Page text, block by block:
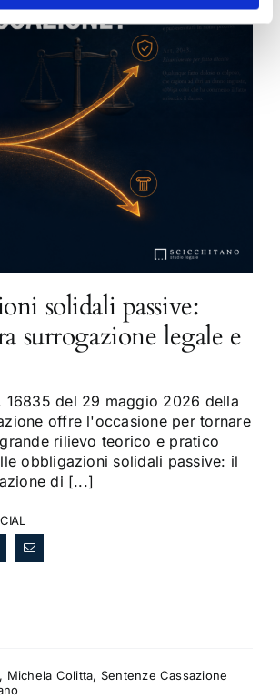
solidali passive:
surrogazione legale e
16835 del 29 maggio 2026 della
offre l'occasione per tornare
rilievo teorico e pratico
obbligazioni solidali passive: il
di [...]
Michela Colitta, Sentenze Cassazione